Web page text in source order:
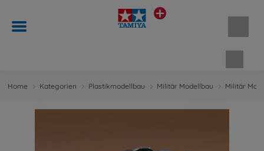
Home Kategorien Plastikmodellbau Militär Modellbau Militär